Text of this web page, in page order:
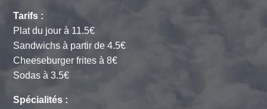
Tarifs :
Plat du jour à 11.5€
Sandwichs à partir de 4.5€
Cheeseburger frites à 8€
Sodas à 3.5€
Spécialités :